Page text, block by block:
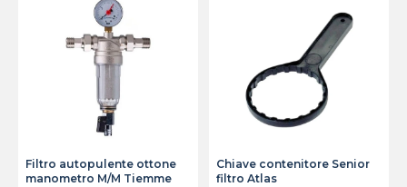
Filtro autopulente ottone
manometro M/M Tiemme
Chiave contenitore Senior
filtro Atlas